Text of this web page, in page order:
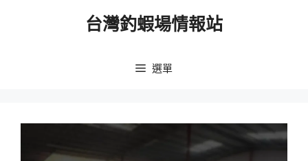
台灣釣蝦場情報站
選單